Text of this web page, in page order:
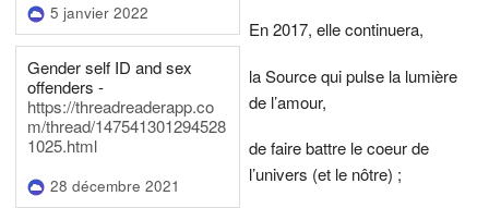
5 janvier 2022
Gender self ID and sex
offenders -
https://threadreaderapp.co
m/thread/147541301294528
1025.html
28 décembre 2021
En 2017, elle continuera,
la Source qui pulse la lumière
de l’amour,
de faire battre le coeur de
l’univers (et le nôtre) ;